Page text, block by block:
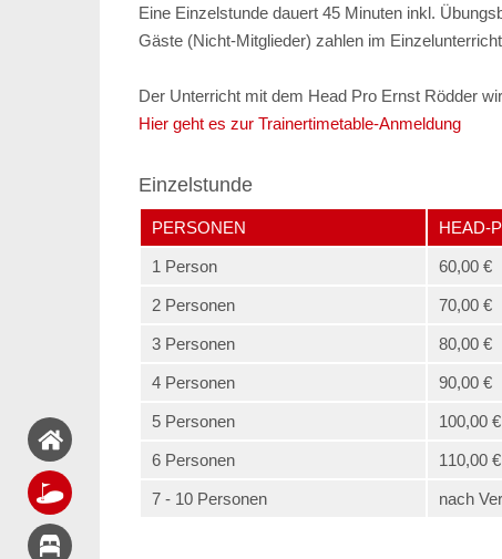
Eine Einzelstunde dauert 45 Minuten inkl.
Gäste (Nicht-Mitglieder) zahlen im
Der Unterricht mit dem Head Pro Ernst Rödder
Hier geht es zur Trainertimetable-Anmeldung
Einzelstunde
PERSONEN HEAD-
1 Person 60,00 €
2 Personen 70,00 €
3 Personen 80,00 €
4 Personen 90,00 €
5 Personen 100,00 €
6 Personen 110,00 €
7 - 10 Personen nach